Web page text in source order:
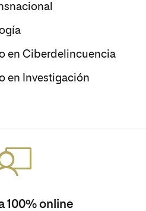
en Ciberdelincuencia
en Investigación
100% online